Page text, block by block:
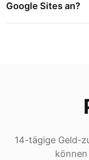
Google Sites an?
14-tägige Geld-